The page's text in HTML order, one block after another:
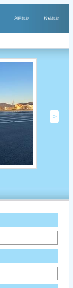
利用規約 投稿規約
>